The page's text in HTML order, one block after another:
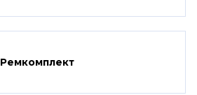
Ремкомплект